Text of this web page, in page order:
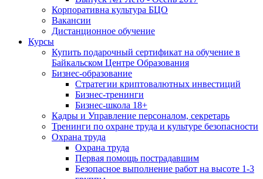
Корпоративна культура БЦО
Вакансии
Дистанционное обучение
Курсы
Купить подарочный сертификат на обучение в
Байкальском Центре Образования
Бизнес-образование
Стратегии криптовалютных инвестиций
Бизнес-тренинги
Бизнес-школа 18+
Кадры и Управление персоналом, секретарь
Тренинги по охране труда и культуре безопасности
Охрана труда
Охрана труда
Первая помощь пострадавшим
Безопасное выполнение работ на высоте 1-3